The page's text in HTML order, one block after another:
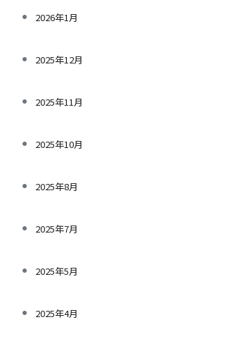
2026年1月
2025年12月
2025年11月
2025年10月
2025年8月
2025年7月
2025年5月
2025年4月